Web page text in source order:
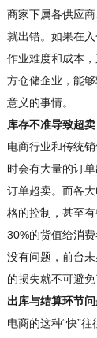
商家下属各供应
就出错。如果在
作业难度和成本
方仓储企业，能
意义的事情。
库存不准导致超卖
电商行业和传统
时会有大量的订
订单超卖。而各
格的控制，甚至
30%的货值给消
没有问题，前台
的损失就不可避免
出库与结算环节
电商的这种“快”